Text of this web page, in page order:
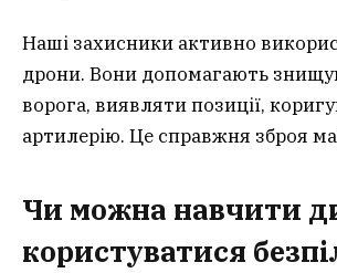
Наші захисники активно
дрони. Вони допомагають
ворога, виявляти позиції,
артилерію. Це справжня зброя
Чи можна навчити
користуватися